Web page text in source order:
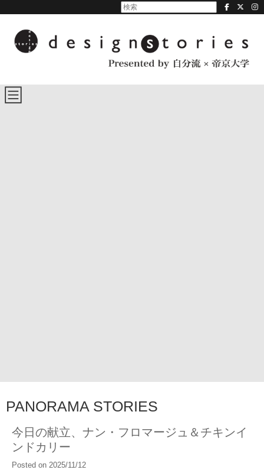
PANORAMA STORIES
今日の献立、ナン・フロマージュ＆チキンイ
ンドカリー
Posted on 2025/11/12